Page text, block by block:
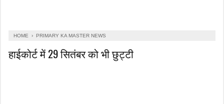
HOME › PRIMARY KA MASTER NEWS
हाईकोर्ट में 29 सितंबर को भी छुट्टी